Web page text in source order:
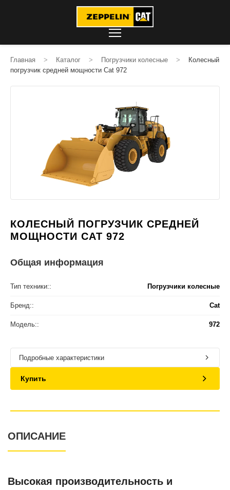
Главная > Каталог > Погрузчики колесные >
Колесный
погрузчик средней мощности Cat 972
КОЛЕСНЫЙ ПОГРУЗЧИК СРЕДНЕЙ
МОЩНОСТИ CAT 972
Общая информация
Тип техники:: Погрузчики колесные
Бренд:: Cat
Модель:: 972
Подробные характеристики
Купить
ОПИСАНИЕ
Высокая производительность и